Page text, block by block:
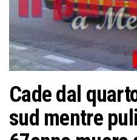
Cade dal
sud mentre